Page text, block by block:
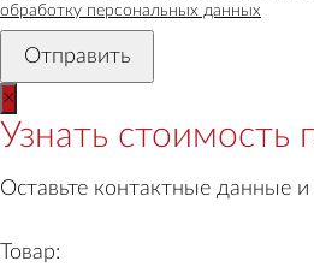
обработку персональных данных
×
Узнать стоимость
Оставьте контактные данные
Товар: